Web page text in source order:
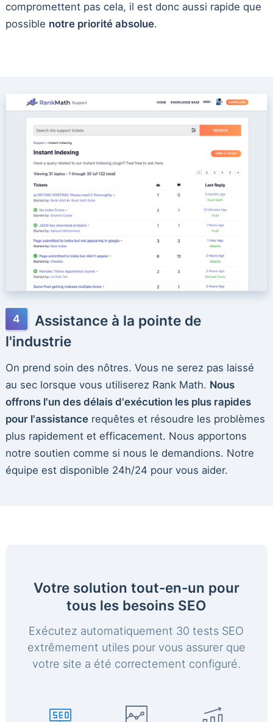
compromettent pas cela, il est donc aussi rapide que
possible notre priorité absolue.
Assistance à la pointe de
l'industrie
On prend soin des nôtres. Vous ne serez pas laissé
au sec lorsque vous utiliserez Rank Math. Nous
offrons l'un des délais d'exécution les plus rapides
pour l'assistancerequêtes et résoudre les problèmes
plus rapidement et efficacement. Nous apportons
notre soutien comme si nous le demandions. Notre
équipe est disponible 24h/24 pour vous aider.
Votre solution tout-en-un pour
tous les besoins SEO
Exécutez automatiquement 30 tests SEO
extrêmement utiles pour vous assurer que
votre site a été correctement configuré.